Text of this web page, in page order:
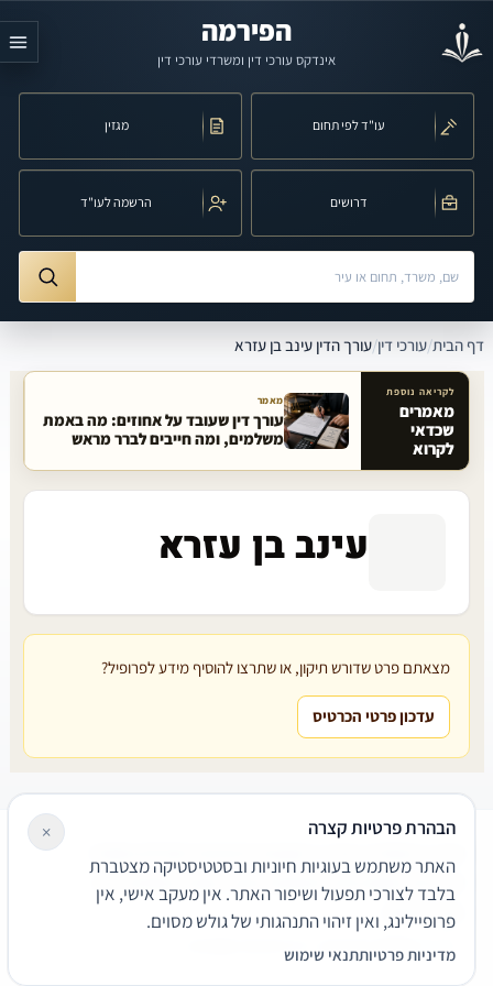
הפירמה
אינדקס עורכי דין ומשרדי עורכי דין
עו"ד לפי תחום מגזין
דרושים הרשמה לעו"ד
חיפוש לפי שם, משרד, תחום משפט או עיר
דף הבית/עורכי דין/עורך הדין עינב בן עזרא
מאמרים קשורים באתר
לקריאה נוספת
מאמרים
שכדאי
לקרוא
מאמר
עורך דין שעובד על אחוזים: מה באמת
משלמים, ומה חייבים לברר מראש
עינב בן עזרא
מצאתם פרט שדורש תיקון, או שתרצו להוסיף מידע לפרופיל?
עדכון פרטי הכרטיס
שירותים משפטיים
דרושים צור קשר נגישותפרטיות
תנאי שימוש
© 2026 הפירמה. כל הזכויות שמורות.
הבהרת פרטיות קצרה
האתר משתמש בעוגיות חיוניות ובסטטיסטיקה מצטברת
בלבד לצורכי תפעול ושיפור האתר. אין מעקב אישי, אין
פרופיילינג, ואין זיהוי התנהגותי של גולש מסוים.
מדיניות פרטיותתנאי שימוש
×